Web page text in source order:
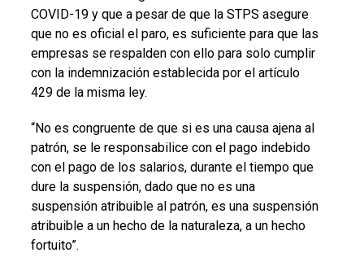
COVID-19 y que a pesar de que la STPS asegure
que no es oficial el paro, es suficiente para que las
empresas se respalden con ello para solo cumplir
con la indemnización establecida por el artículo
429 de la misma ley.
“No es congruente de que si es una causa ajena al
patrón, se le responsabilice con el pago indebido
con el pago de los salarios, durante el tiempo que
dure la suspensión, dado que no es una
suspensión atribuible al patrón, es una suspensión
atribuible a un hecho de la naturaleza, a un hecho
fortuito”.